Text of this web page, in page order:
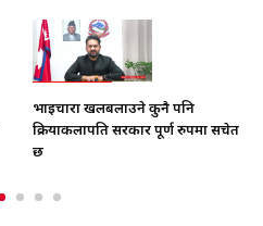
भाइचारा खलबलाउने कुनै पनि
क्रियाकलापप्रति सरकार पूर्ण रुपमा सचेत
छ